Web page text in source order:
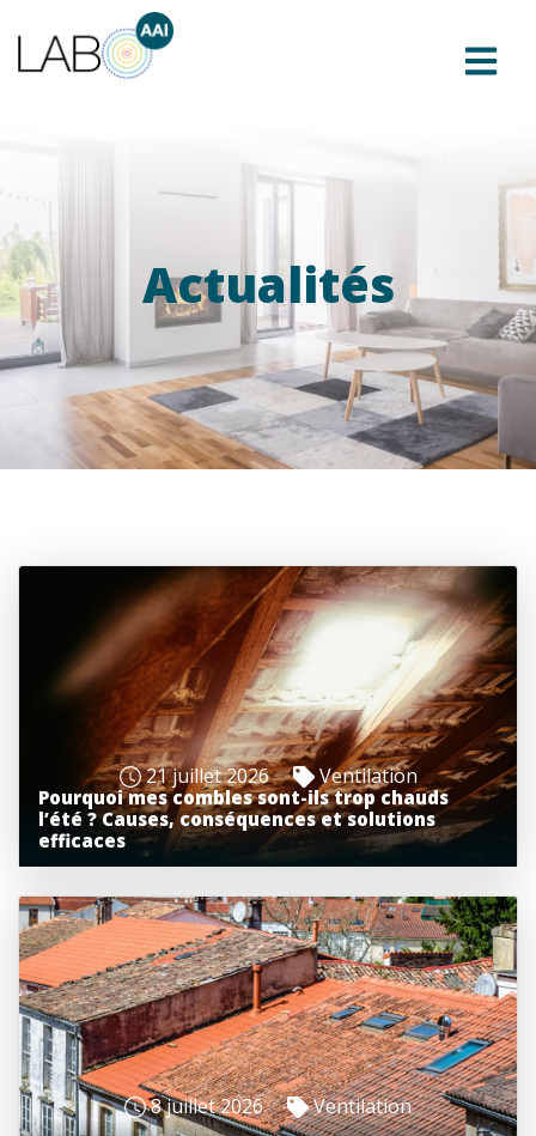
Actualités
Pourquoi mes combles sont-ils trop chauds
l’été ? Causes, conséquences et solutions
efficaces
21 juillet 2026 Ventilation
8 juillet 2026 Ventilation